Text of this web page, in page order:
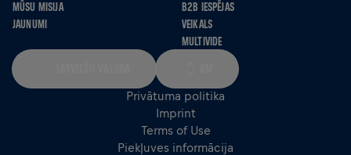
MŪSU MISIJA
JAUNUMI
B2B IESPĒJAS
VEIKALS
MULTIVIDE
Privātuma politika
Imprint
Terms of Use
Piekļuves informācija